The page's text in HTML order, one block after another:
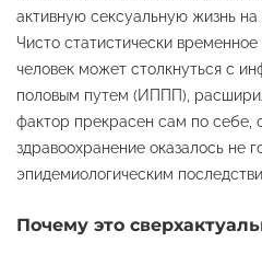
активную сексуальную жизнь
Чисто статистически
человек может столкнуться с
половым путем (ИППП),
фактор прекрасен сам по себе,
здравоохранение оказалось не
эпидемиологическим
Почему это